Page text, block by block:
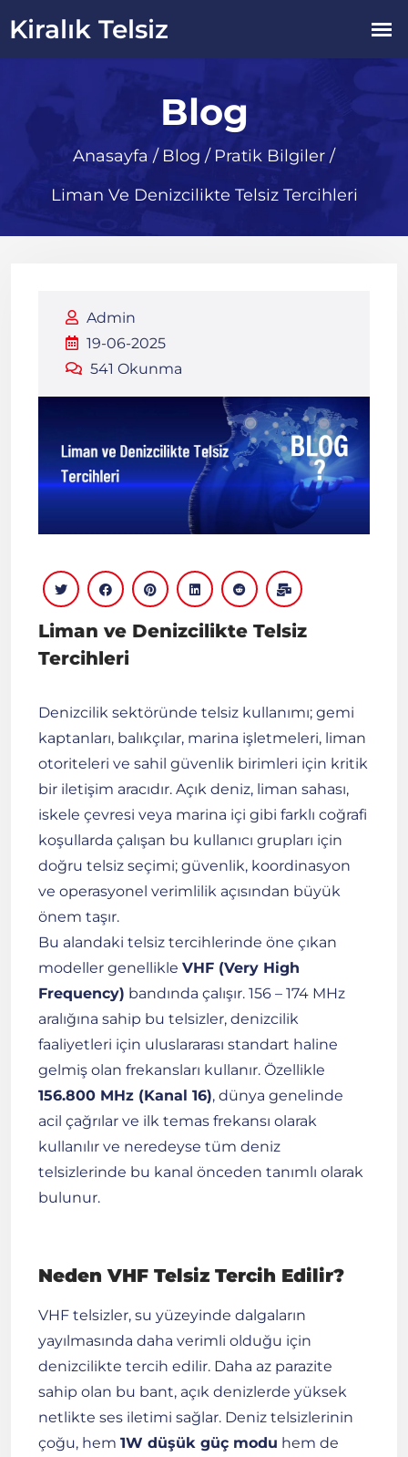
Blog
Anasayfa / Blog / Pratik Bilgiler /
Liman Ve Denizcilikte Telsiz Tercihleri
Admin
19-06-2025
541 Okunma
Liman ve Denizcilikte Telsiz
Tercihleri
Denizcilik sektöründe telsiz kullanımı; gemi
kaptanları, balıkçılar, marina işletmeleri, liman
otoriteleri ve sahil güvenlik birimleri için kritik
bir iletişim aracıdır. Açık deniz, liman sahası,
iskele çevresi veya marina içi gibi farklı coğrafi
koşullarda çalışan bu kullanıcı grupları için
doğru telsiz seçimi; güvenlik, koordinasyon
ve operasyonel verimlilik açısından büyük
önem taşır.
Bu alandaki telsiz tercihlerinde öne çıkan
modeller genellikle VHF (Very High
Frequency) bandında çalışır. 156 – 174 MHz
aralığına sahip bu telsizler, denizcilik
faaliyetleri için uluslararası standart haline
gelmiş olan frekansları kullanır. Özellikle
156.800 MHz (Kanal 16), dünya genelinde
acil çağrılar ve ilk temas frekansı olarak
kullanılır ve neredeyse tüm deniz
telsizlerinde bu kanal önceden tanımlı olarak
bulunur.
Neden VHF Telsiz Tercih Edilir?
VHF telsizler, su yüzeyinde dalgaların
yayılmasında daha verimli olduğu için
denizcilikte tercih edilir. Daha az parazite
sahip olan bu bant, açık denizlerde yüksek
netlikte ses iletimi sağlar. Deniz telsizlerinin
çoğu, hem 1W düşük güç modu hem de